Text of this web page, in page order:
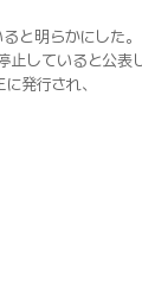
と明らかにした。
止していると公表
発行され、